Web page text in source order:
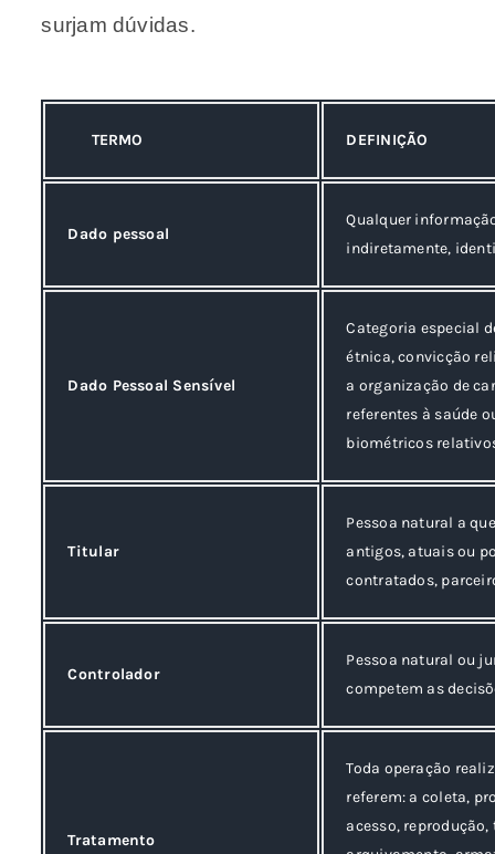
surjam dúvidas.
TERMO DEFINIÇÃO
Dado pessoal
Qualquer
indiretamente,
Dado Pessoal Sensível
Categoria especial
étnica, convicção
a organização de
referentes à saúde
biométricos
Titular
Pessoa natural a
antigos, atuais ou
contratados,
Controlador
Pessoa natural ou
competem as
Tratamento
Toda operação
referem: a coleta,
acesso,